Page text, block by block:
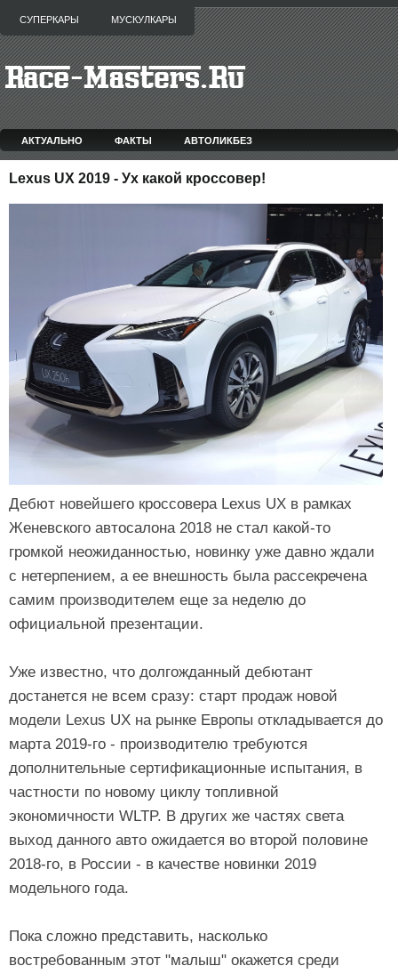
СУПЕРКАРЫ МУСКУЛКАРЫ
АКТУАЛЬНО ФАКТЫ АВТОЛИКБЕЗ
Lexus UX 2019 - Ух какой кроссовер!
Дебют новейшего кроссовера Lexus UX в рамках
Женевского автосалона 2018 не стал какой-то
громкой неожиданностью, новинку уже давно ждали
с нетерпением, а ее внешность была рассекречена
самим производителем еще за неделю до
официальной презентации.
Уже известно, что долгожданный дебютант
достанется не всем сразу: старт продаж новой
модели Lexus UX на рынке Европы откладывается до
марта 2019-го - производителю требуются
дополнительные сертификационные испытания, в
частности по новому циклу топливной
экономичности WLTP. В других же частях света
выход данного авто ожидается во второй половине
2018-го, в России - в качестве новинки 2019
модельного года.
Пока сложно представить, насколько
востребованным этот "малыш" окажется среди